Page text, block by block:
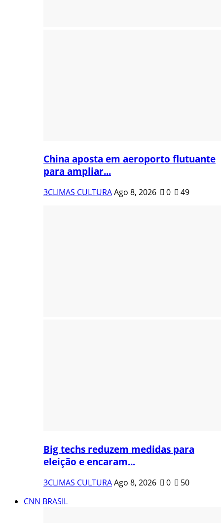
China aposta em aeroporto flutuante
para ampliar...
3CLIMAS CULTURAAgo 8, 2026 0 49
Big techs reduzem medidas para
eleição e encaram...
3CLIMAS CULTURAAgo 8, 2026 0
50
CNN BRASIL